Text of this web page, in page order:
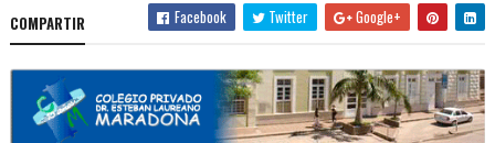
COMPARTIR Facebook Twitter Google+